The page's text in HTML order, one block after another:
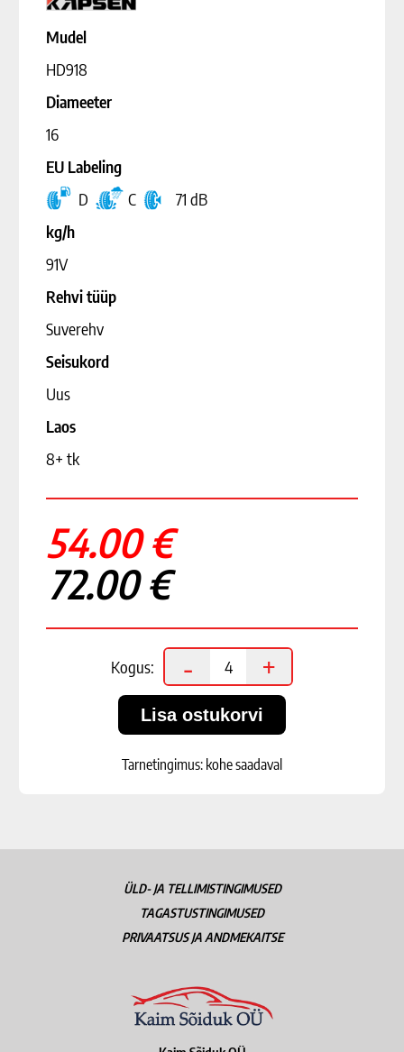
Mudel
HD918
Diameeter
16
EU Labeling
D
C
71 dB
kg/h
91V
Rehvi tüüp
Suverehv
Seisukord
Uus
Laos
8+ tk
54.00 €
72.00 €
Kogus: - +
Tarnetingimus: kohe saadaval
ÜLD- JA TELLIMISTINGIMUSED
TAGASTUSTINGIMUSED
PRIVAATSUS JA ANDMEKAITSE